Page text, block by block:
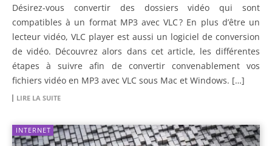
Désirez-vous convertir des dossiers vidéo qui sont
compatibles à un format MP3 avec VLC ? En plus d’être un
lecteur vidéo, VLC player est aussi un logiciel de conversion
de vidéo. Découvrez alors dans cet article, les différentes
étapes à suivre afin de convertir convenablement vos
fichiers vidéo en MP3 avec VLC sous Mac et Windows. […]
LIRE LA SUITE
INTERNET